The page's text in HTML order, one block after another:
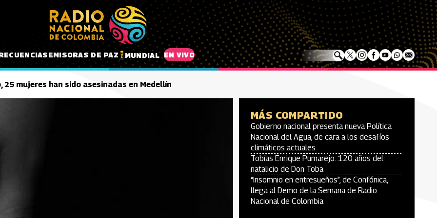
EMISORAS DE PAZ MUNDIAL EN VIVO
25 mujeres han sido asesinadas en Medellín
MÁS COMPARTIDO
Gobierno nacional presenta nueva Política
Nacional del Agua, de cara a los desafíos
climáticos actuales
Tobías Enrique Pumarejo: 120 años del
natalicio de Don Toba
“Insomnio en entresueños”, de Confónica,
llega al Demo de la Semana de Radio
Nacional de Colombia